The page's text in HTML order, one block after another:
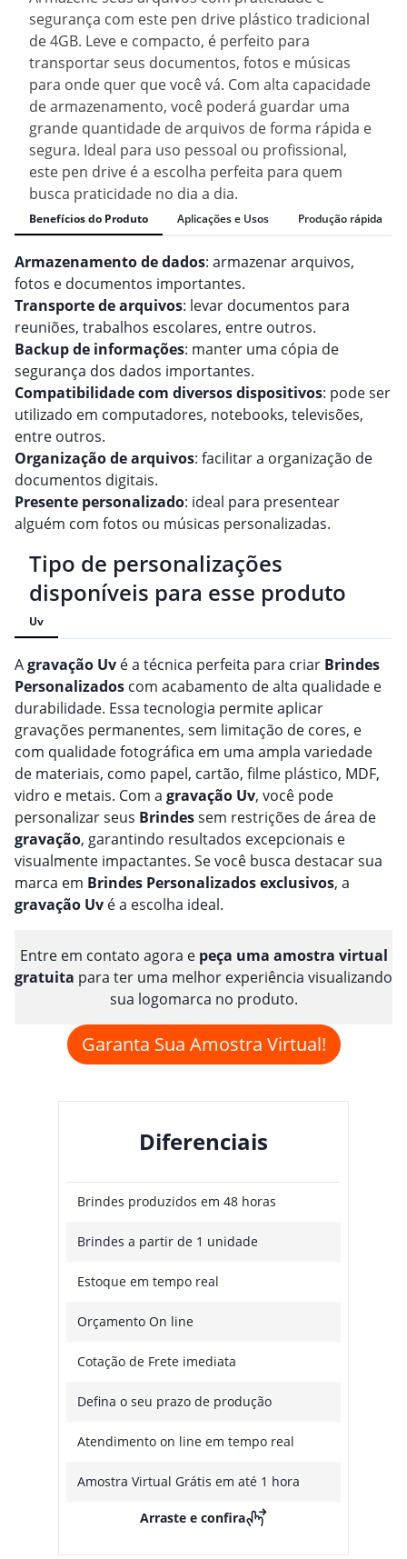
segurança com este pen drive plástico tradicional
de 4GB. Leve e compacto, é perfeito para
transportar seus documentos, fotos e músicas
para onde quer que você vá. Com alta capacidade
de armazenamento, você poderá guardar uma
grande quantidade de arquivos de forma rápida e
segura. Ideal para uso pessoal ou profissional,
este pen drive é a escolha perfeita para quem
busca praticidade no dia a dia.
Benefícios do Produto Aplicações e Usos Produção rápida
Armazenamento de dados: armazenar arquivos,
fotos e documentos importantes.
Transporte de arquivos: levar documentos para
reuniões, trabalhos escolares, entre outros.
Backup de informações: manter uma cópia de
segurança dos dados importantes.
Compatibilidade com diversos dispositivos: pode ser
utilizado em computadores, notebooks, televisões,
entre outros.
Organização de arquivos: facilitar a organização de
documentos digitais.
Presente personalizado: ideal para presentear
alguém com fotos ou músicas personalizadas.
Tipo de personalizações
disponíveis para esse produto
Uv
Agravação Uv é a técnica perfeita para criar Brindes
Personalizados com acabamento de alta qualidade e
durabilidade. Essa tecnologia permite aplicar
gravações permanentes, sem limitação de cores, e
com qualidade fotográfica em uma ampla variedade
de materiais, como papel, cartão, filme plástico, MDF,
vidro e metais. Com a gravação Uv, você pode
personalizar seus Brindessem restrições de área de
gravação, garantindo resultados excepcionais e
visualmente impactantes. Se você busca destacar sua
marca em Brindes Personalizadosexclusivos, a
gravação Uv é a escolha ideal.
Entre em contato agora e peça uma amostra virtual
gratuita para ter uma melhor experiência visualizando
sua logomarca no produto.
Garanta Sua Amostra Virtual!
Diferenciais
Brindes produzidos em 48 horas
Brindes a partir de 1 unidade
Estoque em tempo real
Orçamento On line
Cotação de Frete imediata
Defina o seu prazo de produção
Atendimento on line em tempo real
Amostra Virtual Grátis em até 1 hora
Arraste e confira